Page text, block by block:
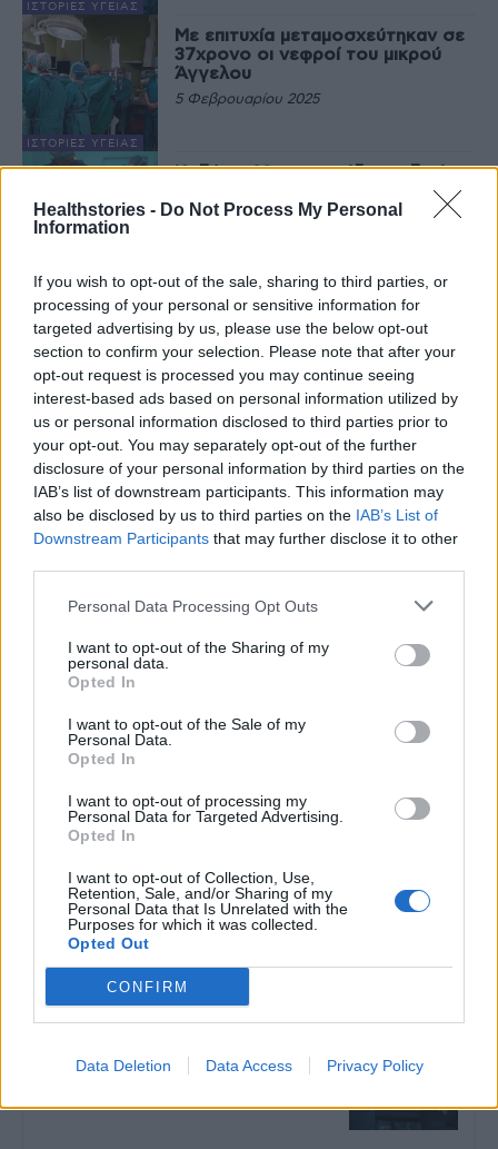
Healthstories - Do Not Process My Personal
Information
If you wish to opt-out of the sale, sharing to third parties, or
processing of your personal or sensitive information for
targeted advertising by us, please use the below opt-out
section to confirm your selection. Please note that after your
opt-out request is processed you may continue seeing
interest-based ads based on personal information utilized by
us or personal information disclosed to third parties prior to
your opt-out. You may separately opt-out of the further
disclosure of your personal information by third parties on the
IAB’s list of downstream participants. This information may
also be disclosed by us to third parties on the IAB’s List of
Downstream Participants that may further disclose it to other
Personal Data Processing Opt Outs
I want to opt-out of the Sharing of my
personal data.
Opted In
I want to opt-out of the Sale of my
Personal Data.
Opted In
I want to opt-out of processing my
Personal Data for Targeted Advertising.
Opted In
I want to opt-out of Collection, Use,
Retention, Sale, and/or Sharing of my
Personal Data that Is Unrelated with the
Purposes for which it was collected.
Opted Out
CONFIRM
Data Deletion Data Access Privacy Policy
ΙΣΤΟΡΊΕΣ ΥΓΕΊΑΣ
ΙΣΤΟΡΊΕΣ ΥΓΕΊΑΣ
Με επιτυχία μεταμοσχεύτηκαν σε
37χρονο οι νεφροί του μικρού
Άγγελου
5 Φεβρουαρίου 2025
ΙΣΤΟΡΊΕΣ ΥΓΕΊΑΣ
Κοζάνη: 62χρονος έδωσε ζωή με
25 Ιουνίου 2024
Δώρα ζωής από 33χρονο που
έχασε τη μάχη για τη ζωή
7 Μαΐου 2024
Μητέρα πρόσφερε το μισό της
ήπαρ στον γιό της – “Έδωσα για
δεύτερη φορά ζωή στο παιδί
μου”
22 Φεβρουαρίου 2024
2
9 πράγματα που δεν πρέπει να
λέτε σε έναν επισκέπτη
27 Φεβρουαρίου 2026
Πάνω από 100 μωρά έχουν
γεννηθεί μέσω εξωσωματικής, με
την υποστήριξη της Be-Live
27 Φεβρουαρίου 2026
πάντα μετά την άσκηση